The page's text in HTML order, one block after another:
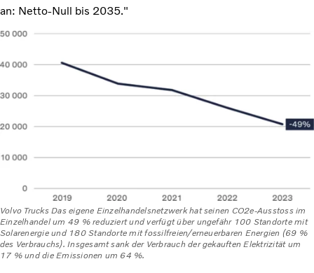
an: Netto-Null bis 2035."
Volvo Trucks Das eigene Einzelhandelsnetzwerk hat seinen CO2e-Ausstoss im
Einzelhandel um 49 % reduziert und verfügt über ungefähr 100 Standorte mit
Solarenergie und 180 Standorte mit fossilfreien/erneuerbaren Energien (69 %
des Verbrauchs). Insgesamt sank der Verbrauch der gekauften Elektrizität um
17 % und die Emissionen um 64 %.